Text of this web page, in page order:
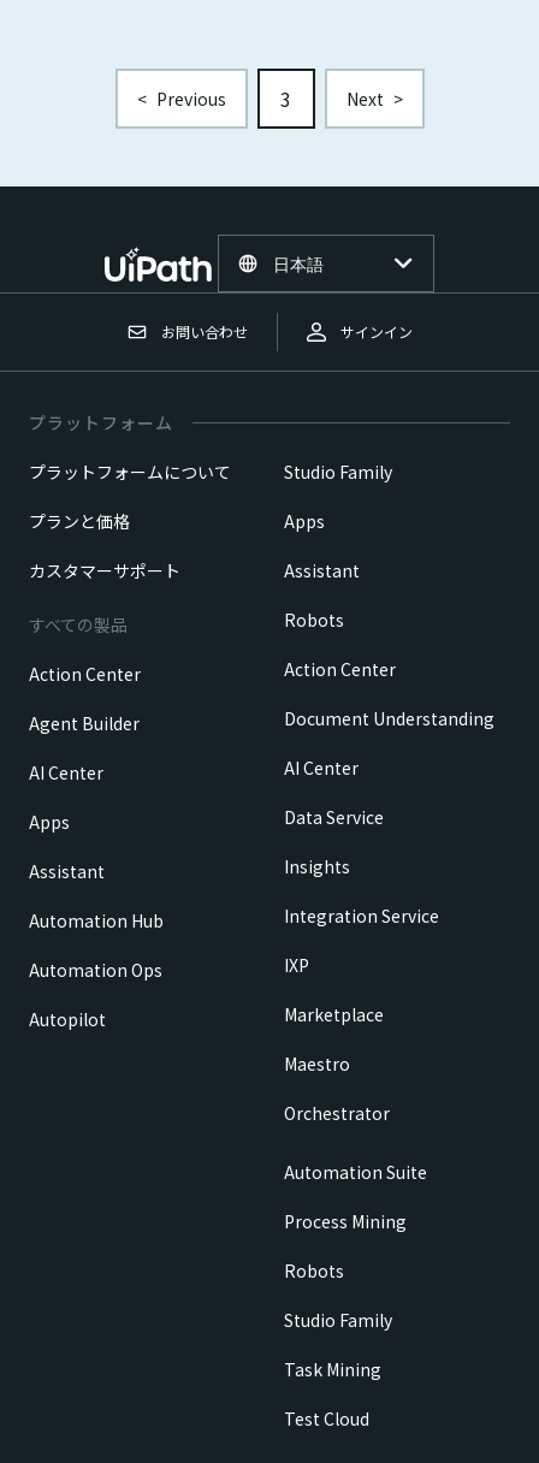
< Previous 3 Next >
お問い合わせ サインイン
日本語
プラットフォーム
プラットフォームについて
プランと価格
カスタマーサポート
すべての製品
Action Center
Agent Builder
AI Center
Apps
Assistant
Automation Hub
Automation Ops
Autopilot
Studio Family
Apps
Assistant
Robots
Action Center
Document Understanding
AI Center
Data Service
Insights
Integration Service
IXP
Marketplace
Maestro
Orchestrator
Automation Suite
Process Mining
Robots
Studio Family
Task Mining
Test Cloud